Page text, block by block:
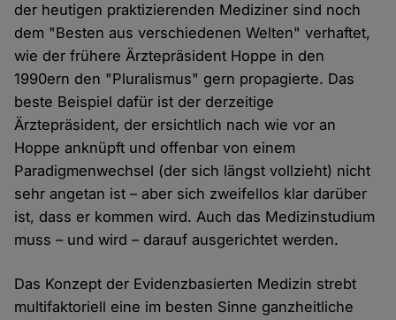
der heutigen praktizierenden Mediziner sind noch
dem "Besten aus verschiedenen Welten" verhaftet,
wie der frühere Ärztepräsident Hoppe in den
1990ern den "Pluralismus" gern propagierte. Das
beste Beispiel dafür ist der derzeitige
Ärztepräsident, der ersichtlich nach wie vor an
Hoppe anknüpft und offenbar von einem
Paradigmenwechsel (der sich längst vollzieht) nicht
sehr angetan ist – aber sich zweifellos klar darüber
ist, dass er kommen wird. Auch das Medizinstudium
muss – und wird – darauf ausgerichtet werden.
Das Konzept der Evidenzbasierten Medizin strebt
multifaktoriell eine im besten Sinne ganzheitliche